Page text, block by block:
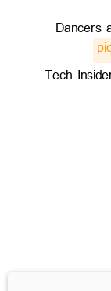
Dancers